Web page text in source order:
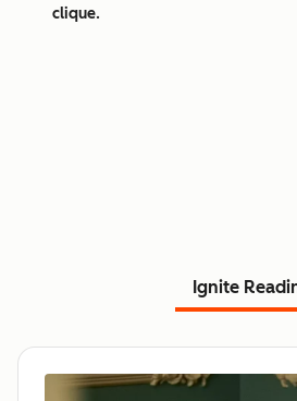
clique.
Ignite